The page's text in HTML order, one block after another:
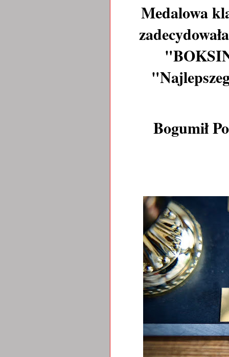
Medalowa
Bogumił